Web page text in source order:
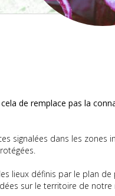
de remplace pas la
signalées dans les zones
lieux définis par le plan
sur le territoire de notre